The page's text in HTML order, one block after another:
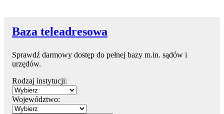
Baza teleadresowa
Sprawdź darmowy dostęp do pełnej bazy m.in. sądów i
urzędów.
Rodzaj instytucji:
Województwo: